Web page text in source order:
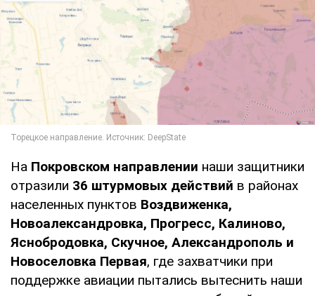
На Покровском направлении наши защитники
отразили 36 штурмовых действий в районах
населенных пунктов Воздвиженка,
Новоалександровка, Прогресс, Калиново,
Яснобродовка, Скучное, Александрополь и
Новоселовка Первая, где захватчики при
поддержке авиации пытались вытеснить наши